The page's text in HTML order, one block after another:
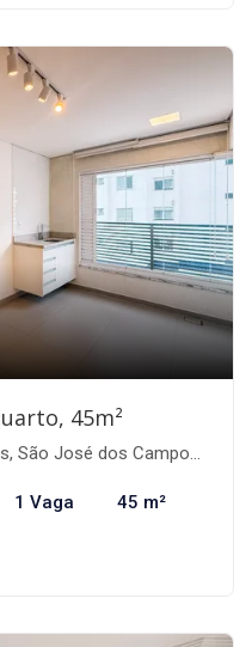
45m²
José dos Campos-SP
1 Vaga 45 m²